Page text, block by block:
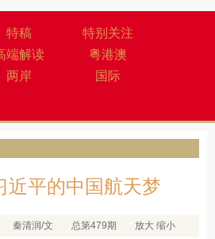
特稿
特别关注
端解读
粤港澳
两岸
国际
近平的中国航天梦
秦清润/文 总第479期 放大 缩小